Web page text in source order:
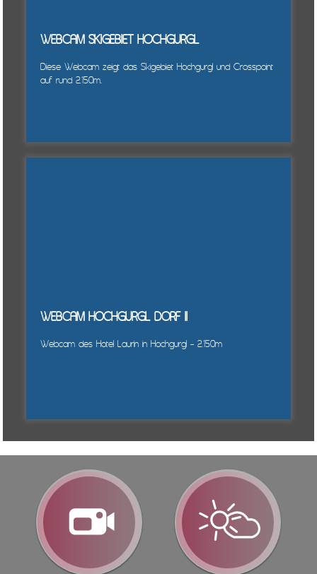
WEBCAM SKIGEBIET HOCHGURGL
Diese Webcam zeigt das Skigebiet Hochgurgl und Crosspoint
auf rund 2.150m.
WEBCAM HOCHGURGL DORF II
Webcam des Hotel Laurin in Hochgurgl - 2.150m